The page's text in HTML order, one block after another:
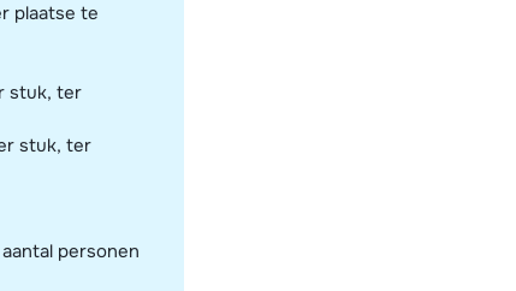
plaatse te
stuk, ter
stuk, ter
personen